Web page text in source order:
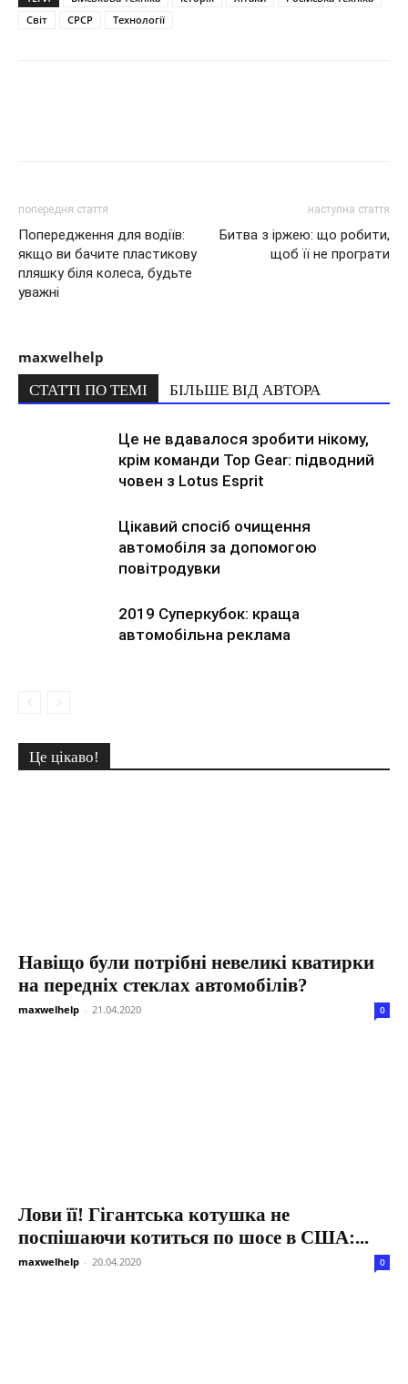
Світ
СРСР Технології
попередня стаття
Попередження для водіїв:
якщо ви бачите пластикову
пляшку біля колеса, будьте
уважні
наступна стаття
Битва з іржею: що робити,
щоб її не програти
maxwelhelp
СТАТТІ ПО ТЕМІ БІЛЬШЕ ВІД АВТОРА
Це не вдавалося зробити нікому,
крім команди Top Gear: підводний
човен з Lotus Esprit
Цікавий спосіб очищення
автомобіля за допомогою
повітродувки
2019 Суперкубок: краща
автомобільна реклама
Це цікаво!
Навіщо були потрібні невеликі кватирки
на передніх стеклах автомобілів?
maxwelhelp - 21.04.2020 0
Лови її! Гігантська котушка не
поспішаючи котиться по шосе в США:...
maxwelhelp - 20.04.2020 0